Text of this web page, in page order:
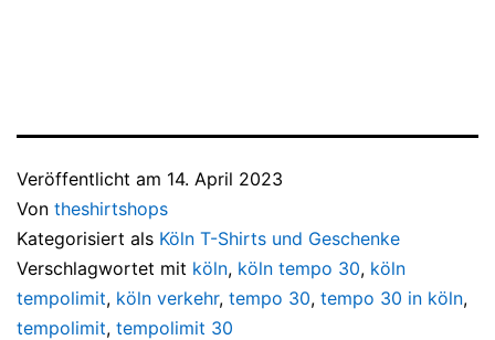
Veröffentlicht am 14. April 2023
Von theshirtshops
Kategorisiert als Köln T-Shirts und Geschenke
Verschlagwortet mit köln, köln tempo 30, köln
tempolimit, köln verkehr, tempo 30, tempo 30 in köln,
tempolimit, tempolimit 30